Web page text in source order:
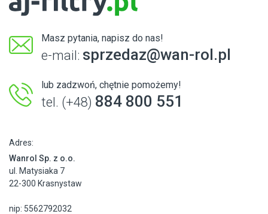
Masz pytania, napisz do nas!
e-mail: sprzedaz@wan-rol.pl
lub zadzwoń, chętnie pomożemy!
tel. (+48) 884 800 551
Adres:
Wanrol Sp. z o.o.
ul. Matysiaka 7
22-300 Krasnystaw
nip: 5562792032